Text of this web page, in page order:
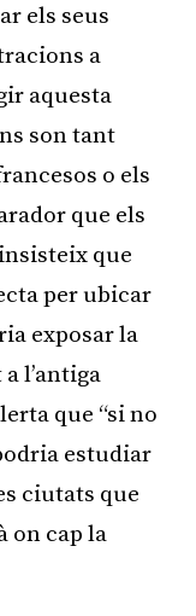
els seus
a
aquesta
son tant
o els
que els
que
per ubicar
exposar la
l’antiga
que “si no
estudiar
ciutats que
on cap la